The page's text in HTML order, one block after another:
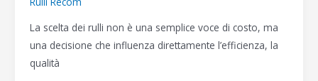
La scelta dei rulli non è una semplice voce di costo, ma
una decisione che influenza direttamente l’efficienza, la
qualità